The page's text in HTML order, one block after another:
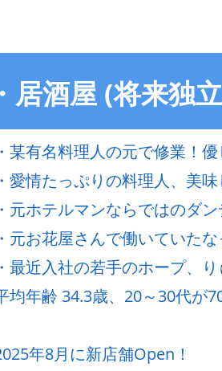
居酒屋 (将来独
・某有名料理人の元で修業！
・愛情たっぷりの料理人、美
・元ホテルマンならではのダ
・元お花屋さんで働いていた
・最近入社の若手のホープ、
均年齢 34.3歳、20～30代が
年8月に新店舗Open！